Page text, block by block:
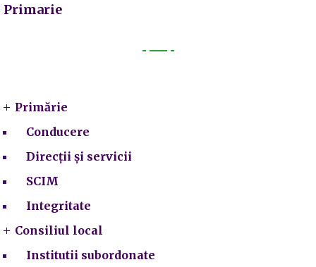
Primarie
Primărie
Conducere
Direcții și servicii
SCIM
Integritate
Consiliul local
Institutii subordonate